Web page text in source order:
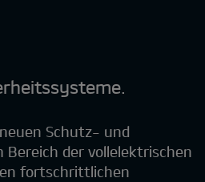
Schutz- und
der vollelektrischen
fortschrittlichen